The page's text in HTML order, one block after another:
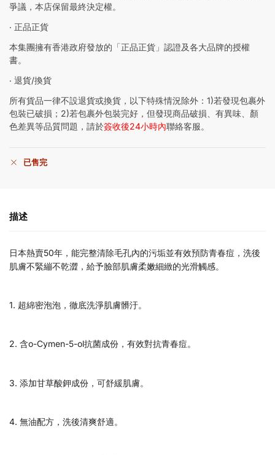
爭議，本店保留最終決定權。
‧ 正品正貨
本集團擁有香港政府發放的「正品正貨」認證及各大品牌的授權
書。
‧ 退貨/換貨
所有貨品一律不設退貨或換貨，以下特殊情況除外：1)若發現包裹外
包裝已破損；2)若包裹外包裝完好，但發現商品破損、有異味、顏
色差異等品質問題，請於簽收後24小時內聯絡客服。
已售完
描述
日本熱賣50年，能完整清除毛孔內的污垢並有效預防青春痘，洗後
肌膚不緊繃不乾澀，給予臉部肌膚柔嫩細緻的光滑觸感。
1. 超綿密泡泡，徹底洗淨肌膚髒汙。
2. 含o-Cymen-5-ol抗菌成份，有效對抗青春痘。
3. 添加甘草酸鉀成份，可舒緩肌膚。
4. 無油配方，洗後清爽舒適。